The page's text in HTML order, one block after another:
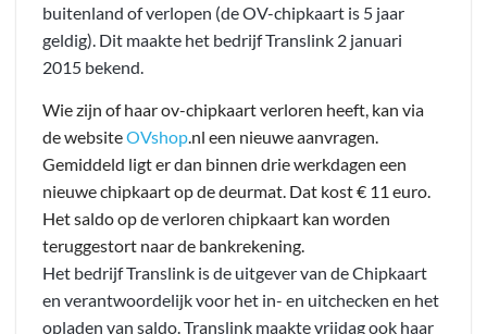
buitenland of verlopen (de OV-chipkaart is 5 jaar
geldig). Dit maakte het bedrijf Translink 2 januari
2015 bekend.
Wie zijn of haar ov-chipkaart verloren heeft, kan via
de websiteOVshop .nl een nieuwe aanvragen.
Gemiddeld ligt er dan binnen drie werkdagen een
nieuwe chipkaart op de deurmat. Dat kost € 11 euro.
Het saldo op de verloren chipkaart kan worden
teruggestort naar de bankrekening.
Het bedrijf Translink is de uitgever van de Chipkaart
en verantwoordelijk voor het in- en uitchecken en het
opladen van saldo. Translink maakte vrijdag ook haar